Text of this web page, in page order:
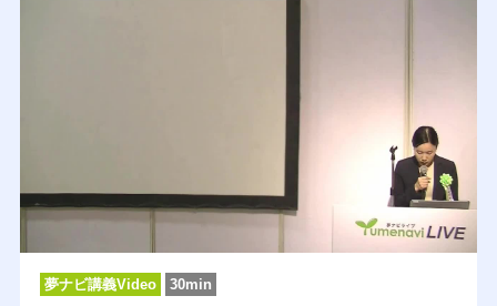
夢ナビ講義Video 30min